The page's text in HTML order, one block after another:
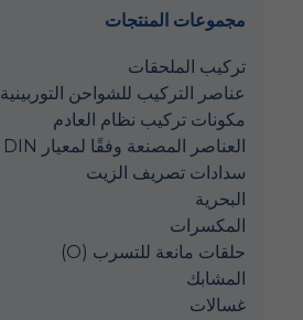
مجموعات المنتجات
تركيب الملحقات
عناصر التركيب للشواحن التوربينية
مكونات تركيب نظام العادم
العناصر المصنعة وفقًا لمعيار DIN
سدادات تصريف الزيت
البحرية
المكسرات
حلقات مانعة للتسرب (O)
المشابك
غسالات